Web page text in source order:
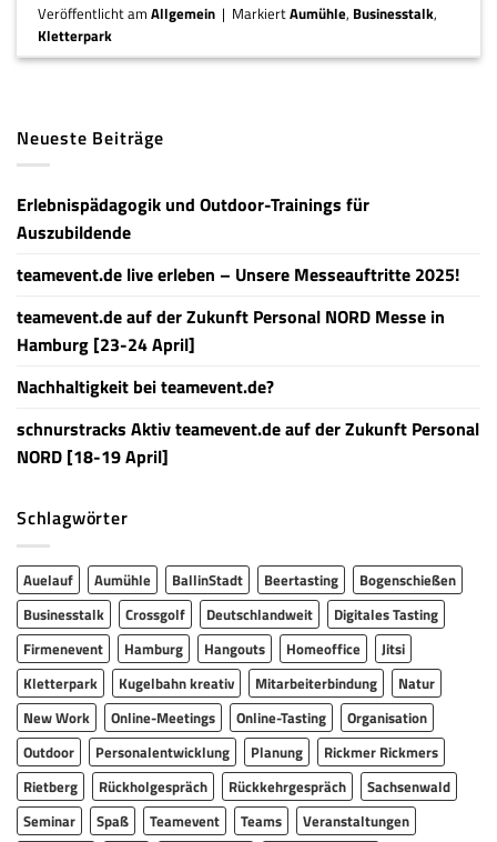
Veröffentlicht amAllgemein | MarkiertAumühle, Businesstalk,
Kletterpark
Neueste Beiträge
Erlebnispädagogik und Outdoor-Trainings für
Auszubildende
teamevent.de live erleben – Unsere Messeauftritte 2025!
teamevent.de auf der Zukunft Personal NORD Messe in
Hamburg [23-24 April]
Nachhaltigkeit bei teamevent.de?
schnurstracks Aktiv teamevent.de auf der Zukunft Personal
NORD [18-19 April]
Schlagwörter
Auelauf Aumühle BallinStadt Beertasting
Bogenschießen
Businesstalk
Crossgolf Deutschlandweit
Digitales Tasting
Firmenevent
Hamburg Hangouts Homeoffice
Jitsi
Kletterpark
Kugelbahn kreativ Mitarbeiterbindung
Natur
New Work
Online-Meetings Online-Tasting
Organisation
Outdoor
Personalentwicklung Planung
Rickmer Rickmers
Rietberg
Rückholgespräch Rückkehrgespräch
Sachsenwald
Seminar
Spaß Teamevent Teams
Veranstaltungen